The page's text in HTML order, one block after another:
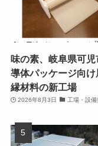
味の素、岐阜県可児
導体パッケージ向け
縁材料の新工場
2026年8月3日 工場・設備